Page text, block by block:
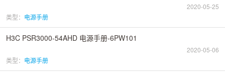
2020-05-25
类型： 电源手册
H3C PSR3000-54AHD 电源手册-6PW101
2020-05-06
类型： 电源手册